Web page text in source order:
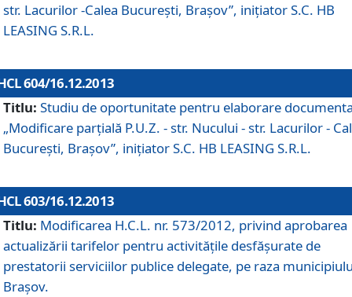
str. Lacurilor -Calea Bucureşti, Braşov”, iniţiator S.C. HB
LEASING S.R.L.
604/16.12.2013
Titlu: Studiu de oportunitate pentru elaborare
„Modificare parţială P.U.Z. - str. Nucului - str. Lacurilor -
Bucureşti, Braşov”, iniţiator S.C. HB LEASING S.R.L.
603/16.12.2013
Titlu: Modificarea H.C.L. nr. 573/2012, privind aprobarea
actualizării tarifelor pentru activităţile desfăşurate de
prestatorii serviciilor publice delegate, pe raza
Braşov.